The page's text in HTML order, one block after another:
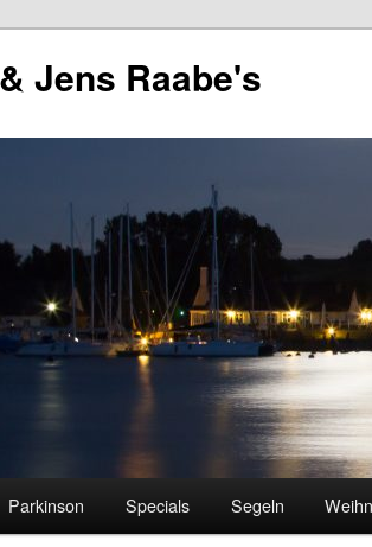
Jens Raabe's
Parkinson Specials Segeln